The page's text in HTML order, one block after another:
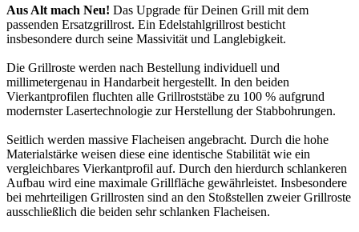
Aus Alt mach Neu! Das Upgrade für Deinen Grill mit dem
passenden Ersatzgrillrost. Ein Edelstahlgrillrost besticht
insbesondere durch seine Massivität und Langlebigkeit.
Die Grillroste werden nach Bestellung individuell und
millimetergenau in Handarbeit hergestellt. In den beiden
Vierkantprofilen fluchten alle Grillroststäbe zu 100 % aufgrund
modernster Lasertechnologie zur Herstellung der Stabbohrungen.
Seitlich werden massive Flacheisen angebracht. Durch die hohe
Materialstärke weisen diese eine identische Stabilität wie ein
vergleichbares Vierkantprofil auf. Durch den hierdurch schlankeren
Aufbau wird eine maximale Grillfläche gewährleistet. Insbesondere
bei mehrteiligen Grillrosten sind an den Stoßstellen zweier Grillroste
ausschließlich die beiden sehr schlanken Flacheisen.